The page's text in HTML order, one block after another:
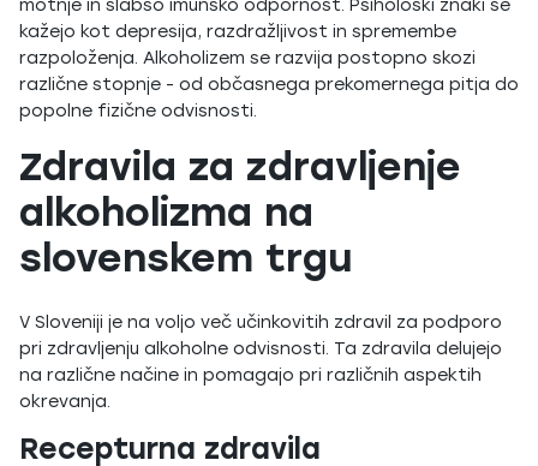
motnje in slabšo imunsko odpornost. Psihološki znaki se
kažejo kot depresija, razdražljivost in spremembe
razpoloženja. Alkoholizem se razvija postopno skozi
različne stopnje - od občasnega prekomernega pitja do
popolne fizične odvisnosti.
Zdravila za zdravljenje
alkoholizma na
slovenskem trgu
V Sloveniji je na voljo več učinkovitih zdravil za podporo
pri zdravljenju alkoholne odvisnosti. Ta zdravila delujejo
na različne načine in pomagajo pri različnih aspektih
okrevanja.
Recepturna zdravila